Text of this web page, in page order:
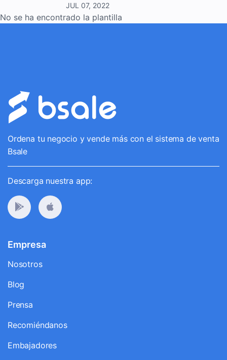
JUL 07, 2022
No se ha encontrado la plantilla
Ordena tu negocio y vende más con el sistema de venta
Bsale
Descarga nuestra app:
Empresa
Nosotros
Blog
Prensa
Recomiéndanos
Embajadores